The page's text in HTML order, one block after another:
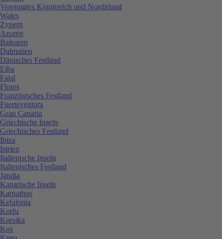
Vereinigtes Königreich und Nordirland
Wales
Zypern
Azoren
Balearen
Dalmatien
Dänisches Festland
Elba
Faial
Flores
Französisches Festland
Fuerteventura
Gran Canaria
Griechische Inseln
Griechisches Festland
Ibiza
Istrien
Italienische Inseln
Italienisches Festland
Jandia
Kanarische Inseln
Karpathos
Kefalonia
Korfu
Korsika
Kos